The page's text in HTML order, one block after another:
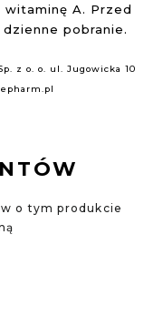
A. Przed
pobranie.
z o. o. ul. Jugowicka 10
o tym produkcie